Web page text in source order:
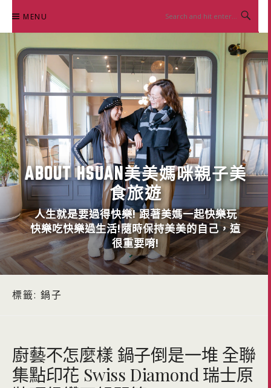
content
MENU
ABOUT HSUAN美美媽咪親子美
食旅遊
人生就是要過得快樂! 跟著美媽一起快樂玩
快樂吃快樂過生活!隨時保持美美的自己，這
很重要唷!
標籤: 鍋子
廚藝不怎麼樣 鍋子倒是一堆 全聯
集點印花 Swiss Diamond 瑞士原